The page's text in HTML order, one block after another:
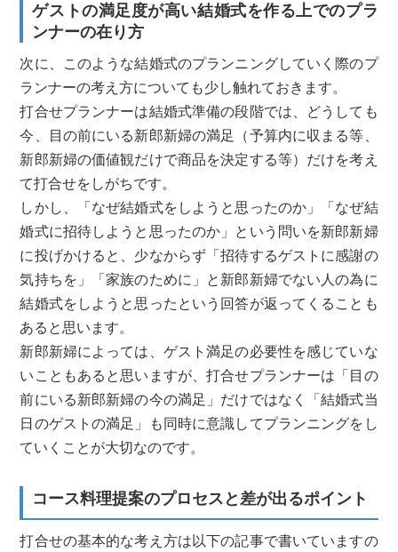
ゲストの満足度が高い結婚式を作る上でのプラ
ンナーの在り方
次に、このような結婚式のプランニングしていく際のプ
ランナーの考え方についても少し触れておきます。
打合せプランナーは結婚式準備の段階では、どうしても
今、目の前にいる新郎新婦の満足（予算内に収まる等、
新郎新婦の価値観だけで商品を決定する等）だけを考え
て打合せをしがちです。
しかし、「なぜ結婚式をしようと思ったのか」「なぜ結
婚式に招待しようと思ったのか」という問いを新郎新婦
に投げかけると、少なからず「招待するゲストに感謝の
気持ちを」「家族のために」と新郎新婦でない人の為に
結婚式をしようと思ったという回答が返ってくることも
あると思います。
新郎新婦によっては、ゲスト満足の必要性を感じていな
いこともあると思いますが、打合せプランナーは「目の
前にいる新郎新婦の今の満足」だけではなく「結婚式当
日のゲストの満足」も同時に意識してプランニングをし
ていくことが大切なのです。
コース料理提案のプロセスと差が出るポイント
打合せの基本的な考え方は以下の記事で書いていますの